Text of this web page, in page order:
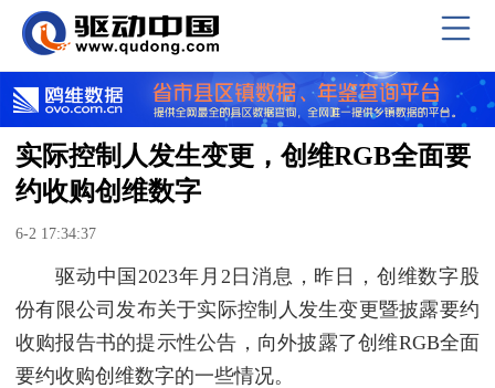
实际控制人发生变更，创维RGB全面要
约收购创维数字
6-2 17:34:37
驱动中国2023年月2日消息，昨日，创维数字股
份有限公司发布关于实际控制人发生变更暨披露要约
收购报告书的提示性公告，向外披露了创维RGB全面
要约收购创维数字的一些情况。